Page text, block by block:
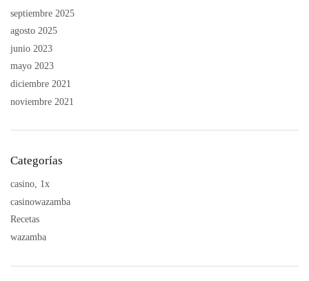
septiembre 2025
agosto 2025
junio 2023
mayo 2023
diciembre 2021
noviembre 2021
Categorías
casino, 1x
casinowazamba
Recetas
wazamba